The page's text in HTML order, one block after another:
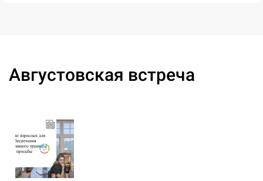
Августовская встреча